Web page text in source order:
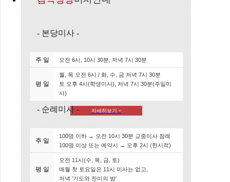
- 본당미사 -
주 일 오전 6시, 10시 30분, 저녁 7시 30분
평 일
월, 목 오전 6시 / 화, 수, 금 저녁 7시 30분
토 오후 4시(학생미사), 저녁 7시 30분(주일미
사)
자세히보기 +
- 순례미사 -
주 일
100명 이하 → 오전 10시 30분 교중미사 참례
100명 이상 또는 예약시 → 오후 2시 (한시적)
평 일
오전 11시(수, 목, 금, 토)
매월 첫 토요일은 11시 미사는 없고,
저녁 '기도와 찬미의 밤'